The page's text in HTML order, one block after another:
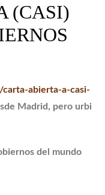
(CASI)
abierta-a-casi-
Madrid, pero urbi
del mundo